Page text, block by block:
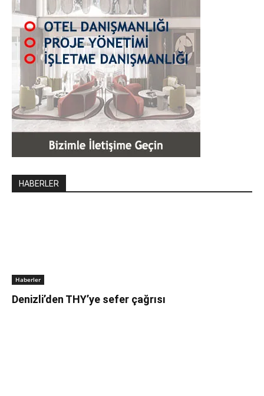
HABERLER
Haberler
Denizli’den THY’ye sefer çağrısı